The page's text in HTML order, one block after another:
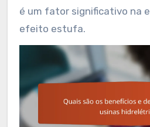
é um fator significativo na
efeito estufa.